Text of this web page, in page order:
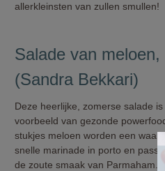
allerkleinsten van zullen smullen!
Salade van
(Sandra Bekkari)
Deze heerlijke, zomerse salade is
voorbeeld van gezonde
stukjes meloen worden een waar
snelle marinade in porto en
de zoute smaak van Parmaham.